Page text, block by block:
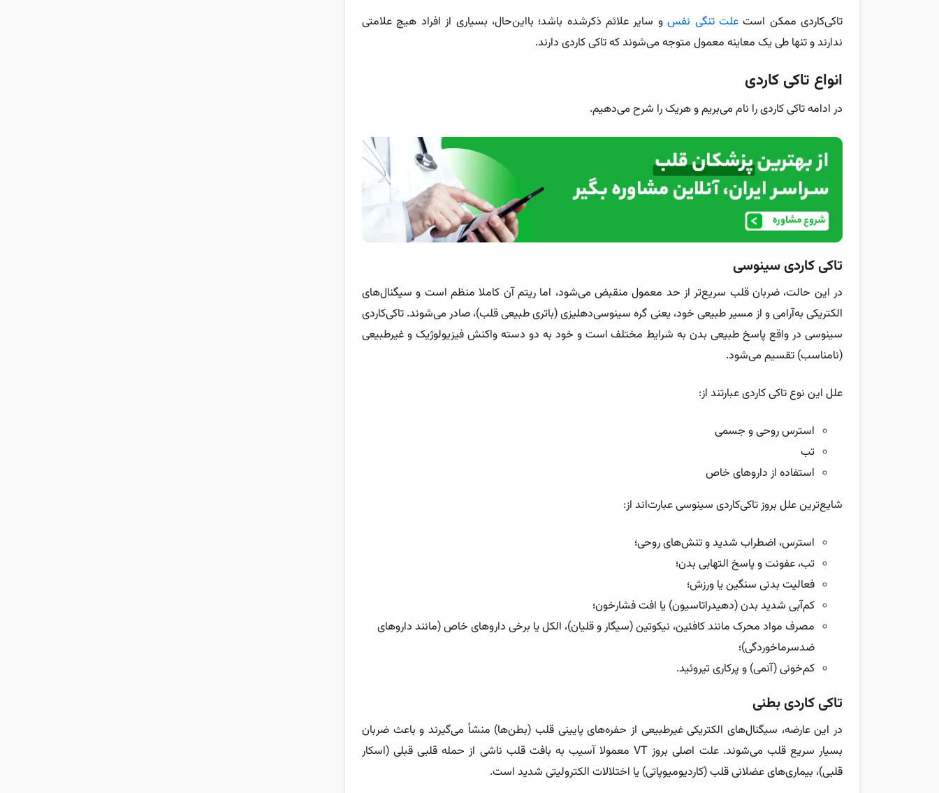
تاکی‌کاردی ممکن استعلت تنگی نفسو سایر علائم ذکرشده باشد؛ با‌این‌حال، بسیاری از افراد هیچ علامتی
ندارند و تنها طی یک معاینه معمول متوجه می‌شوند که تاکی کاردی دارند.
انواع تاکی کاردی
در ادامه تاکی کاردی را نام می‌بریم و هریک را شرح می‌دهیم.
تاکی کاردی سینوسی
در این حالت، ضربان قلب سریع‌تر از حد معمول منقبض می‌شود، اما ریتم آن کاملا منظم است و سیگنال‌های
الکتریکی به‌آرامی و از مسیر طبیعی خود، یعنی گره سینوسی‌دهلیزی (باتری طبیعی قلب)، صادر می‌شوند. تاکی‌کاردی
سینوسی در واقع پاسخ طبیعی بدن به شرایط مختلف است و خود به دو دسته واکنش فیزیولوژیک و غیرطبیعی
(نامناسب) تقسیم می‌شود.
علل این نوع تاکی کاردی عبارتند از:
استرس روحی و جسمی
تب
استفاده از داروهای خاص
شایع‌ترین علل بروز تاکی‌کاردی سینوسی عبارت‌اند از:
استرس، اضطراب شدید و تنش‌های روحی؛
تب، عفونت و پاسخ التهابی بدن؛
فعالیت بدنی سنگین یا ورزش؛
کم‌آبی شدید بدن (دهیدراتاسیون) یا افت فشارخون؛
مصرف مواد محرک مانند کافئین، نیکوتین (سیگار و قلیان)، الکل یا برخی داروهای خاص (مانند داروهای
ضدسرماخوردگی)؛
کم‌خونی (آنمی) و پرکاری تیروئید.
تاکی کاردی بطنی
در این عارضه، سیگنال‌های الکتریکی غیرطبیعی از حفره‌های پایینی قلب (بطن‌ها) منشأ می‌گیرند و باعث ضربان
بسیار سریع قلب می‌شوند. علت اصلی بروز VT معمولا آسیب به بافت قلب ناشی از حمله قلبی قبلی (اسکار
قلبی)، بیماری‌های عضلانی قلب (کاردیومیوپاتی) یا اختلالات الکترولیتی شدید است.